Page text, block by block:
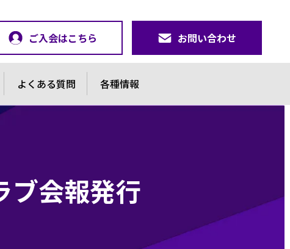
ご入会はこちら お問い合わせ
よくある質問 各種情報
ブ会報発行